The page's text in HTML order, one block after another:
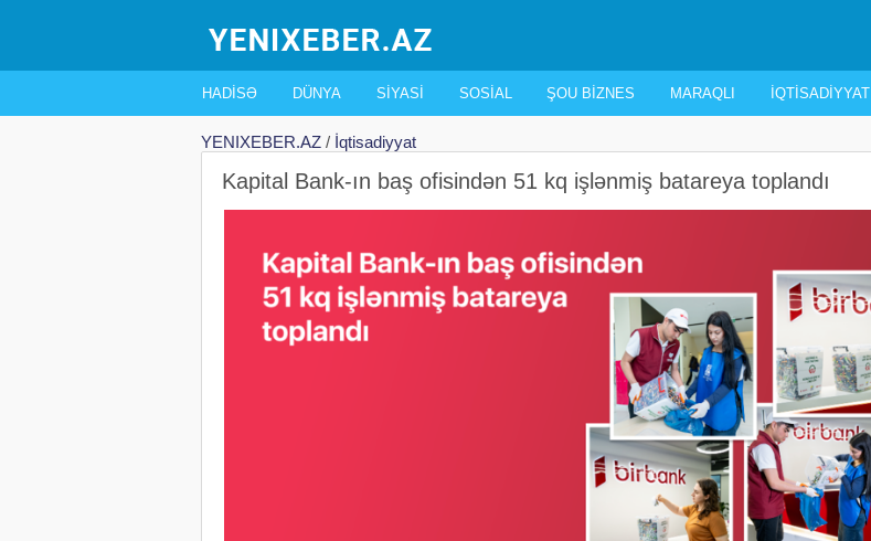
HADISƏ DÜNYA SIYASI SOSIAL ŞOU BIZNES MARAQLI İQTISADIYYAT
YENIXEBER.AZ / İqtisadiyyat
Kapital Bank-ın baş ofisindən 51 kq işlənmiş batareya toplandı